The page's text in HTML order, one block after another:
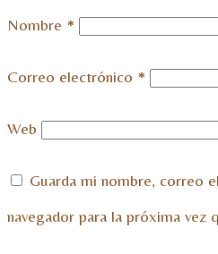
Nombre *
Correo electrónico *
Web
Guarda mi nombre, correo
navegador para la próxima vez